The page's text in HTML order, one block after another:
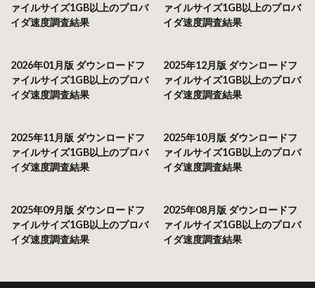
ァイルサイズ1GB以上のプロバ
イダ速度調査結果
ァイルサイズ1GB以上のプロバ
イダ速度調査結果
2026年01月版 ダウンロードフ
ァイルサイズ1GB以上のプロバ
イダ速度調査結果
2025年12月版 ダウンロードフ
ァイルサイズ1GB以上のプロバ
イダ速度調査結果
2025年11月版 ダウンロードフ
ァイルサイズ1GB以上のプロバ
イダ速度調査結果
2025年10月版 ダウンロードフ
ァイルサイズ1GB以上のプロバ
イダ速度調査結果
2025年09月版 ダウンロードフ
ァイルサイズ1GB以上のプロバ
イダ速度調査結果
2025年08月版 ダウンロードフ
ァイルサイズ1GB以上のプロバ
イダ速度調査結果